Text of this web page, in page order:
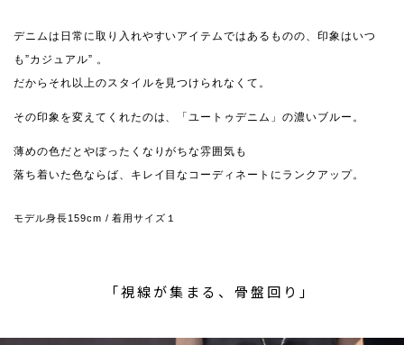
デニムは日常に取り入れやすいアイテムではあるものの、印象はいつ
も”カジュアル” 。
だからそれ以上のスタイルを見つけられなくて。
その印象を変えてくれたのは、「ユートゥデニム」の濃いブルー。
薄めの色だとやぼったくなりがちな雰囲気も
落ち着いた色ならば、キレイ目なコーディネートにランクアップ。
モデル身長159cm / 着用サイズ１
「視線が集まる、骨盤回り」